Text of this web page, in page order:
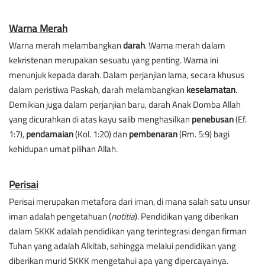
Warna Merah
Warna merah melambangkan darah. Warna merah dalam
kekristenan merupakan sesuatu yang penting. Warna ini
menunjuk kepada darah. Dalam perjanjian lama, secara khusus
dalam peristiwa Paskah, darah melambangkan keselamatan.
Demikian juga dalam perjanjian baru, darah Anak Domba Allah
yang dicurahkan di atas kayu salib menghasilkan penebusan (Ef.
1:7), pendamaian (Kol. 1:20) dan pembenaran (Rm. 5:9) bagi
kehidupan umat pilihan Allah.
Perisai
Perisai merupakan metafora dari iman, di mana salah satu unsur
iman adalah pengetahuan (notitia). Pendidikan yang diberikan
dalam SKKK adalah pendidikan yang terintegrasi dengan firman
Tuhan yang adalah Alkitab, sehingga melalui pendidikan yang
diberikan murid SKKK mengetahui apa yang dipercayainya.